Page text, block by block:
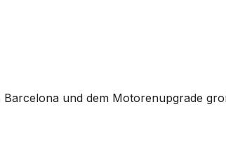
und dem Motorenupgrade